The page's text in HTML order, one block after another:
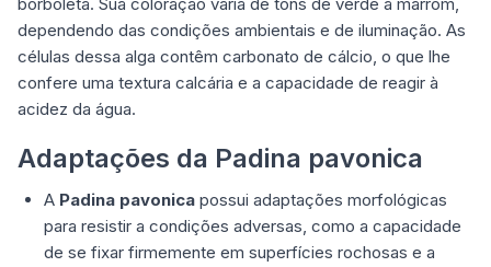
dependendo das condições ambientais e de iluminação. As
células dessa alga contêm carbonato de cálcio, o que lhe
confere uma textura calcária e a capacidade de reagir à
acidez da água.
Adaptações da Padina pavonica
A Padina pavonica possui adaptações morfológicas
para resistir a condições adversas, como a capacidade
de se fixar firmemente em superfícies rochosas e a